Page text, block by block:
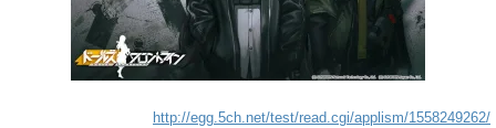
http://egg.5ch.net/test/read.cgi/applism/1558249262/